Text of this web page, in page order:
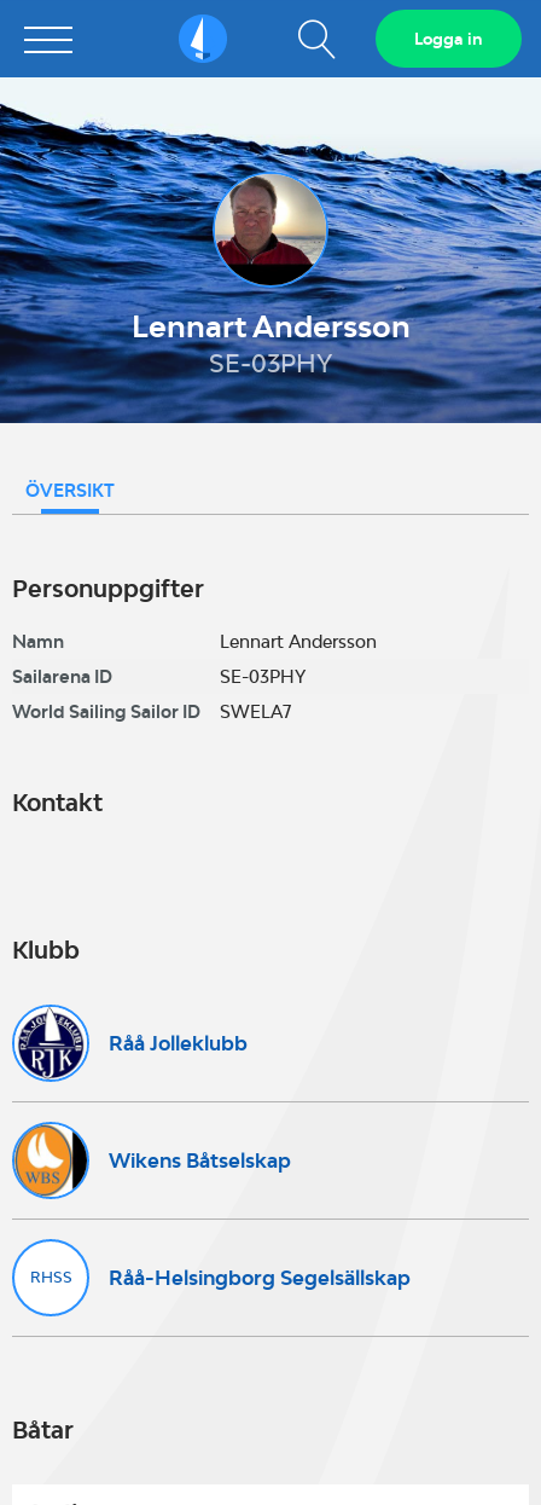
Sailarena Visa
sökfält
Logga in
Lennart Andersson
SE-03PHY
ÖVERSIKT
Personuppgifter
Namn
Lennart Andersson
Sailarena ID
SE-03PHY
World Sailing Sailor ID
SWELA7
Kontakt
Klubb
Råå Jolleklubb
Wikens Båtselskap
RHSS Råå-Helsingborg Segelsällskap
Båtar